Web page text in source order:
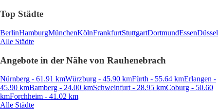
Top Städte
BerlinHamburgMünchenKölnFrankfurtStuttgartDortmundEssen
Alle Städte
Angebote in der Nähe von Rauhenebrach
Nürnberg - 61.91 kmWürzburg - 45.90 kmFürth - 55.64 kmErlangen -
45.90 kmBamberg - 24.00 kmSchweinfurt - 28.95 kmCoburg - 50.60
kmForchheim - 41.02 km
Alle Städte